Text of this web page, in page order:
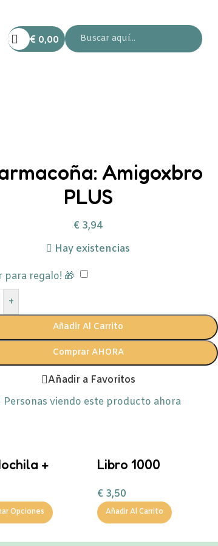
€ 0,00
Amigoxbro
PLUS
€ 3,94
Hay existencias
para regalo! 🎁
+
Añadir Al Carrito
Comprar AHORA
Añadir a Favoritos
Personas viendo este producto ahora
+
Opciones
Libro 1000
€ 3,50
Añadir Al Carrito